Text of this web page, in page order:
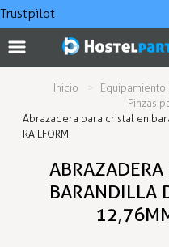
Trustpilot
Inicio
Pinzas
Abrazadera para cristal en
RAILFORM
ABRAZADERA
BARANDILLA